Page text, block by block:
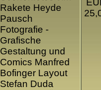
Rakete Heyde
Pausch
Fotografie -
Grafische
Gestaltung und
Comics Manfred
Bofinger Layout
Stefan Duda